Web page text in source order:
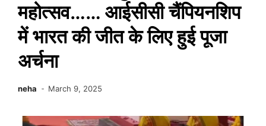
महोत्सव…… आईसीसी चैंपियनशिप
में भारत की जीत के लिए हुई पूजा
अर्चना
neha March 9, 2025